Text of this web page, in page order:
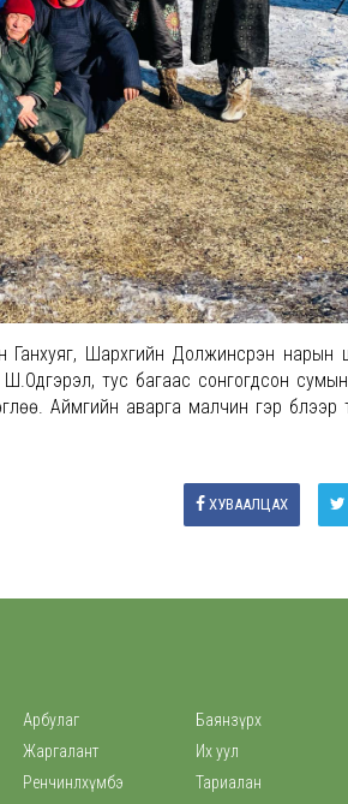
Шархүүгийн Должинсүрэн нарын
тус багаас сонгогдсон
Аймгийн аварга малчин гэр бүлээр
ХУВААЛЦАХ
Арбулаг Баянзүрх
Жаргалант Их уул
Ренчинлхүмбэ Тариалан